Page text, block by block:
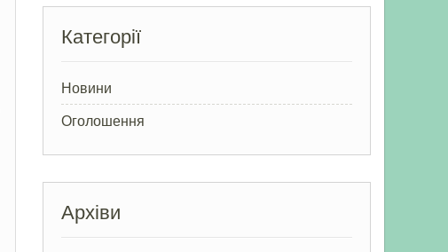
Категорії
Новини
Оголошення
Архіви